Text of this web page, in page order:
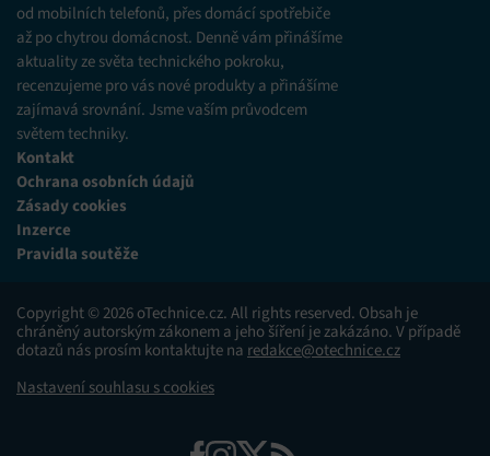
Marketing
Ukládání a/nebo přístup k informacím v zařízení, Použití
omezených údajů k výběru reklam, Vytváření profilů pro
personalizovanou reklamu, Používání profilů k výběru
personalizované reklamy, Vytváření profilů pro
personalizovaný obsah, Používání profilů pro výběr
personalizovaného obsahu, Použití omezených údajů k výběru
obsahu.
Funkce
zařízení na základě automaticky přenášených
informací.
Zajištění bezpečnosti, předcházení a zjišťování
voleb ochrany osobních údajů.
od mobilních telefonů, přes domácí spotřebiče
až po chytrou domácnost. Denně vám přinášíme
aktuality ze světa technického pokroku,
recenzujeme pro vás nové produkty a přinášíme
zajímavá srovnání. Jsme vaším průvodcem
světem techniky.
Kontakt
Ochrana osobních údajů
Zásady cookies
Inzerce
Pravidla soutěže
Copyright © 2026 oTechnice.cz. All rights reserved. Obsah je
chráněný autorským zákonem a jeho šíření je zakázáno. V případě
dotazů nás prosím kontaktujte na redakce@otechnice.cz
Nastavení souhlasu s cookies